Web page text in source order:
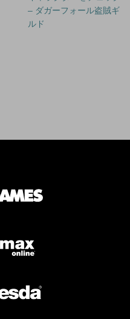
– ダガーフォール盗賊ギ
ルド